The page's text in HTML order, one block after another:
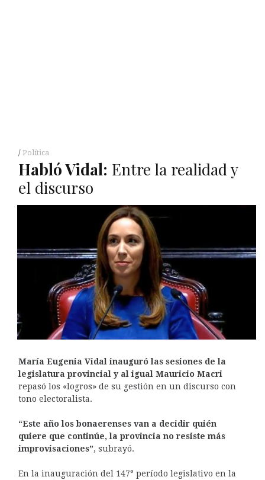
Política
Habló Vidal: Entre la realidad y
el discurso
María Eugenia Vidal inauguró las sesiones de la
legislatura provincial y al igual Mauricio Macri
repasó los «logros» de su gestión en un discurso con
tono electoralista.
“Este año los bonaerenses van a decidir quién
quiere que continúe, la provincia no resiste más
improvisaciones”, subrayó.
En la inauguración del 147° período legislativo en la